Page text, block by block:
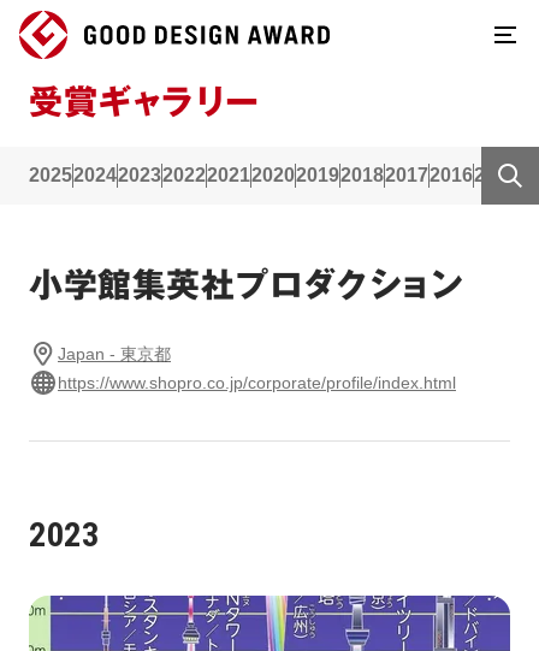
受賞ギャラリー
20252024202320222021202020192018201720162015
小学館集英社プロダクション
Japan - 東京都
https://www.shopro.co.jp/corporate/profile/index.html
2023